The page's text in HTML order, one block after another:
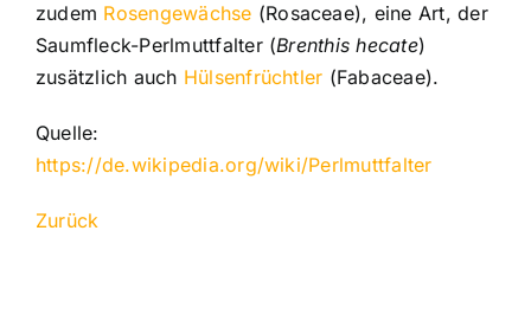
zudem Rosengewächse (Rosaceae), eine Art, der
Saumfleck-Perlmuttfalter (Brenthis hecate)
zusätzlich auch Hülsenfrüchtler (Fabaceae).
Quelle:
https://de.wikipedia.org/wiki/Perlmuttfalter
Zurück